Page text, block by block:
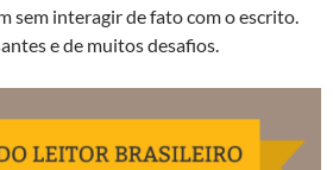
sem interagir de fato com o escrito.
e de muitos desafios.